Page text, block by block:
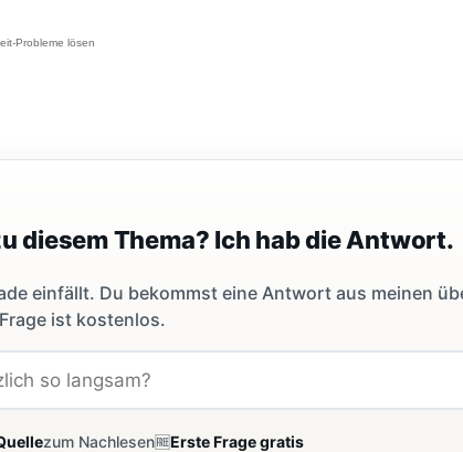
Probleme lösen
diesem Thema? Ich hab die Antwort.
einfällt. Du bekommst eine Antwort aus meinen
ist kostenlos.
zum Nachlesen🆓Erste Frage gratis